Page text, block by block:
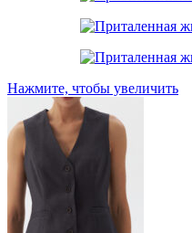
Нажмите, чтобы увеличить